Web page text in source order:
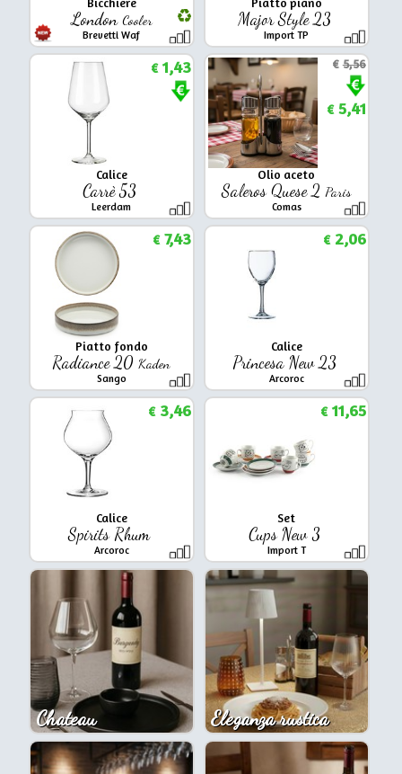
London Cooler
Brevetti Waf
Major Style 23
Import TP
Calice
Carrè 53
Leerdam
€1,43
Olio aceto
Saleros Quese 2 Paris
Comas
€5,56
€5,41
Piatto fondo
Radiance 20 Kaden
Sango
€7,43
Calice
Princesa New 23
Arcoroc
€2,06
Calice
Spirits Rhum
Arcoroc
€3,46
Set
Cups New 3
Import T
€11,65
Chateau Eleganza rustica